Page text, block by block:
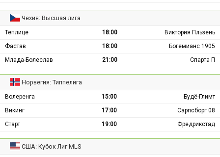
Чехия: Высшая лига
Теплице 18:00
Виктория Пльзень
Фастав
18:00
Богемианс 1905
Млада-Болеслав
21:00 Спарта П
Норвегия: Типпелига
Волеренга 15:00
Будё-Глимт
Викинг
17:00
Сарпсборг 08
Старт
19:00 Фредрикстад
США: Кубок Лиг MLS